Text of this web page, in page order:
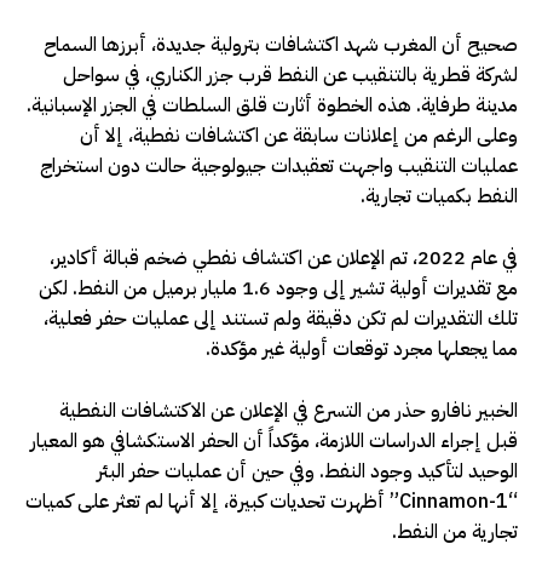
صحيح أن المغرب شهد اكتشافات بترولية جديدة، أبرزها السماح
لشركة قطرية بالتنقيب عن النفط قرب جزر الكناري، في سواحل
مدينة طرفاية. هذه الخطوة أثارت قلق السلطات في الجزر الإسبانية.
وعلى الرغم من إعلانات سابقة عن اكتشافات نفطية، إلا أن
عمليات التنقيب واجهت تعقيدات جيولوجية حالت دون استخراج
النفط بكميات تجارية.
في عام 2022، تم الإعلان عن اكتشاف نفطي ضخم قبالة أكادير،
مع تقديرات أولية تشير إلى وجود 1.6 مليار برميل من النفط. لكن
تلك التقديرات لم تكن دقيقة ولم تستند إلى عمليات حفر فعلية،
مما يجعلها مجرد توقعات أولية غير مؤكدة.
الخبير نافارو حذر من التسرع في الإعلان عن الاكتشافات النفطية
قبل إجراء الدراسات اللازمة، مؤكداً أن الحفر الاستكشافي هو المعيار
الوحيد لتأكيد وجود النفط. وفي حين أن عمليات حفر البئر
“Cinnamon-1” أظهرت تحديات كبيرة، إلا أنها لم تعثر على كميات
تجارية من النفط.